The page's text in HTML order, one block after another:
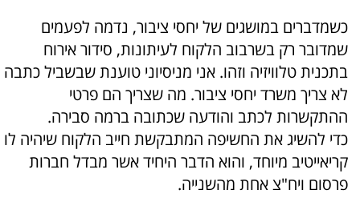
כשמדברים במושגים של יחסי ציבור, נדמה לפעמים
שמדובר רק בשרבוב הלקוח לעיתונות, סידור אירוח
בתכנית טלוויזיה וזהו. אני מניסיוני טוענת שבשביל כתבה
לא צריך משרד יחסי ציבור. מה שצריך הם פרטי
ההתקשרות לכתב והודעה שכתובה ברמה סבירה.
כדי להשיג את החשיפה המתבקשת חייב הלקוח שיהיה לו
קריאייטיב מיוחד, והוא הדבר היחיד אשר מבדל חברות
פרסום ויח"צ אחת מהשנייה.